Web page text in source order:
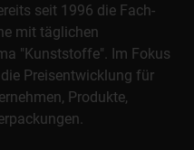
seit 1996 die Fach-
mit täglichen
"Kunststoffe". Im Fokus
Preisentwicklung für
Produkte,